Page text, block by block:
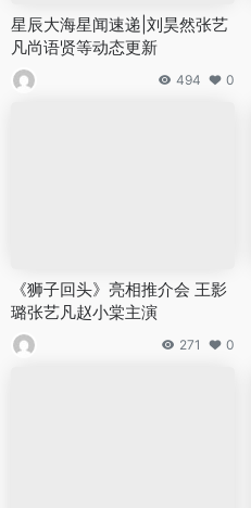
星辰大海星闻速递|刘昊然张艺
凡尚语贤等动态更新
494 0
《狮子回头》亮相推介会 王影
璐张艺凡赵小棠主演
271 0